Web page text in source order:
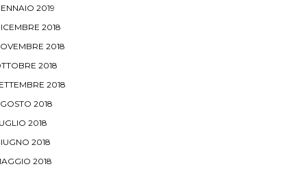
2019
2018
2018
2018
2018
2018
2018
2018
2018